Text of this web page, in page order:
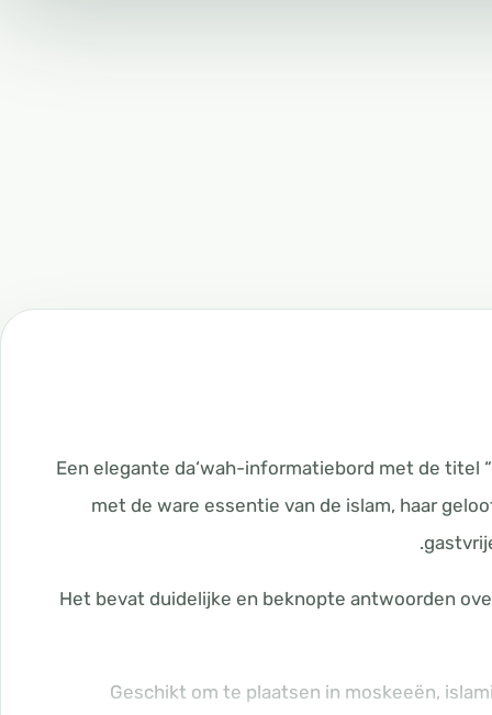
📌 Een elegante da‘wah-informatiebord met de
met de ware essentie van de islam, haar
📖 Het bevat duidelijke en beknopte antwoorden
🕌 Geschikt om te plaatsen in moskeeën,